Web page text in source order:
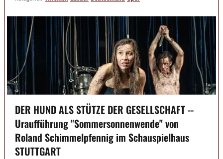
DER HUND ALS STÜTZE DER GESELLSCHAFT --
Uraufführung "Sommersonnenwende" von
Roland Schimmelpfennig im Schauspielhaus
STUTTGART